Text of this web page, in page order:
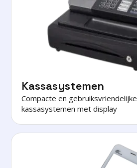
Kassasystemen
Compacte en gebruiksvriendelijke
kassasystemen met display